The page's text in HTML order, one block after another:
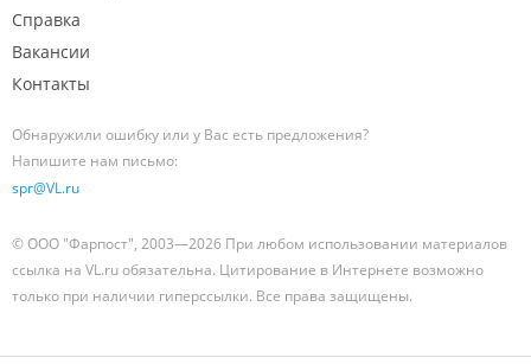
Справка
Вакансии
Контакты
Обнаружили ошибку или у Вас есть предложения?
Напишите нам письмо:
spr@VL.ru
© ООО "Фарпост", 2003—2026 При любом использовании материалов
ссылка на VL.ru обязательна. Цитирование в Интернете возможно
только при наличии гиперссылки. Все права защищены.